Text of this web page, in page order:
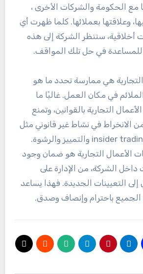
مع الحكومة والشركات الأخرى ،
وعلاقتها بعملائها. كلما ظهرت أي
أخلاقية، ستنظر الشركة إلى هذه
للمساعدة في حل تلك المواقف.
التجارية هي ممارسة تحدد ما هو
في مكان العمل. غالبًا ما
التجارية بالقوانين، وتمنع
الانخراط في نشاط غير قانوني مثل
الأعمال التجارية هو ضمان وجود
الشركة، من الإدارة على
التعيينات الجديدة. فهذا يساعد
باحترام وإنصاف وصدق.